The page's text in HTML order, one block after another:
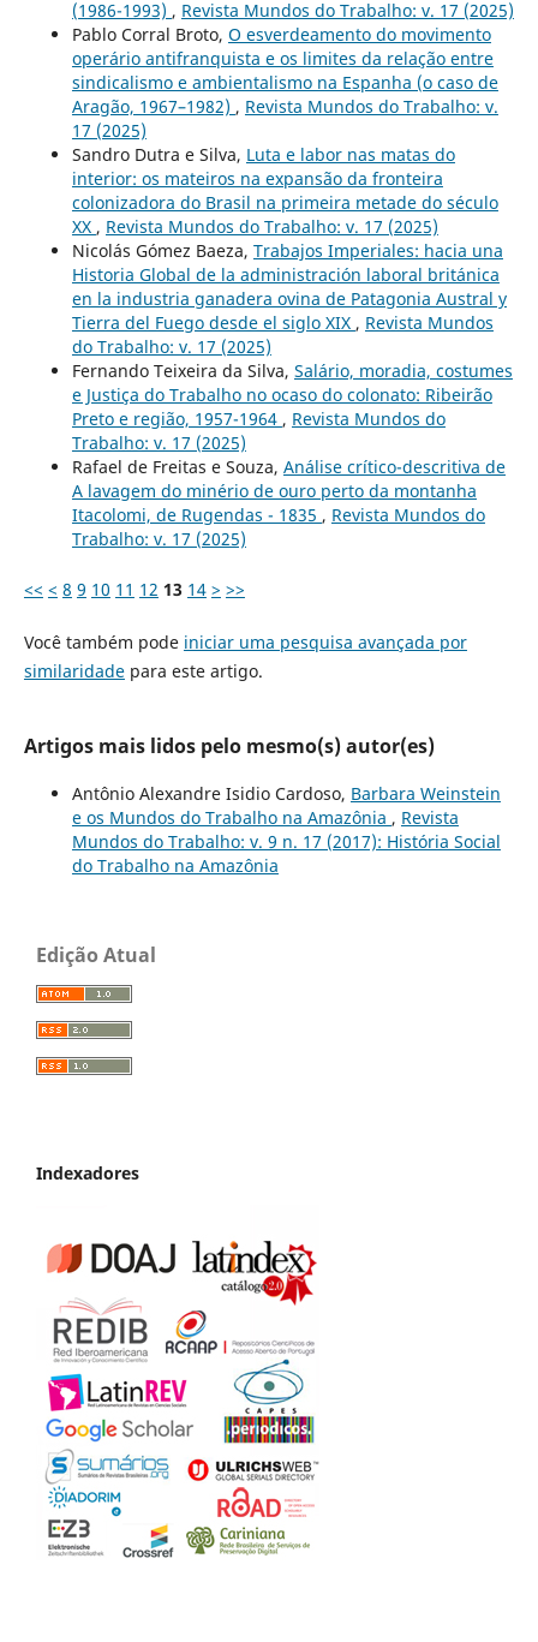
(1986-1993) , Revista Mundos do Trabalho: v. 17 (2025)
Pablo Corral Broto, O esverdeamento do movimento
operário antifranquista e os limites da relação entre
sindicalismo e ambientalismo na Espanha (o caso de
Aragão, 1967–1982) , Revista Mundos do Trabalho: v.
17 (2025)
Sandro Dutra e Silva, Luta e labor nas matas do
interior: os mateiros na expansão da fronteira
colonizadora do Brasil na primeira metade do século
XX , Revista Mundos do Trabalho: v. 17 (2025)
Nicolás Gómez Baeza, Trabajos Imperiales: hacia una
Historia Global de la administración laboral británica
en la industria ganadera ovina de Patagonia Austral y
Tierra del Fuego desde el siglo XIX , Revista Mundos
do Trabalho: v. 17 (2025)
Fernando Teixeira da Silva, Salário, moradia, costumes
e Justiça do Trabalho no ocaso do colonato: Ribeirão
Preto e região, 1957-1964 , Revista Mundos do
Trabalho: v. 17 (2025)
Rafael de Freitas e Souza, Análise crítico-descritiva de
A lavagem do minério de ouro perto da montanha
Itacolomi, de Rugendas - 1835 , Revista Mundos do
Trabalho: v. 17 (2025)
<< < 8 9 10 11 12 13 14 > >>
Você também pode iniciar uma pesquisa avançada por
similaridadepara este artigo.
Artigos mais lidos pelo mesmo(s) autor(es)
Antônio Alexandre Isidio Cardoso, Barbara Weinstein
e os Mundos do Trabalho na Amazônia , Revista
Mundos do Trabalho: v. 9 n. 17 (2017): História Social
do Trabalho na Amazônia
Edição Atual
Indexadores